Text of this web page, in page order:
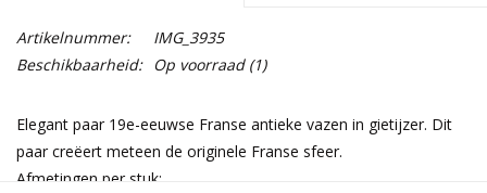
Artikelnummer:
IMG_3935
Beschikbaarheid: Op voorraad(1)
Elegant paar 19e-eeuwse Franse antieke vazen in gietijzer. Dit
paar creëert meteen de originele Franse sfeer.
Afmetingen per stuk: